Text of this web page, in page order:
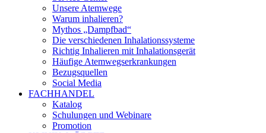
Unsere Atemwege
Warum inhalieren?
Mythos „Dampfbad“
Die verschiedenen Inhalationssysteme
Richtig Inhalieren mit Inhalationsgerät
Häufige Atemwegserkrankungen
Bezugsquellen
Social Media
FACHHANDEL
Katalog
Schulungen und Webinare
Promotion